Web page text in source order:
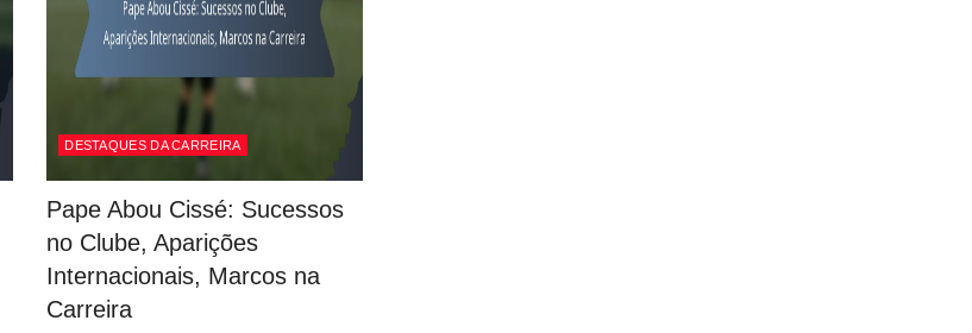
DESTAQUES DA CARREIRA
Pape Abou Cissé: Sucessos
no Clube, Aparições
Internacionais, Marcos na
Carreira